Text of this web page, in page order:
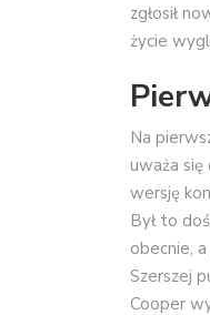
zgłosił
życie
Na
uważa
wersję
Był to
obecnie,
Szerszej
Cooper